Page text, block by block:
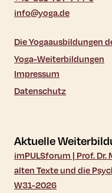
info@yoga.de
Die Yogaausbildungen
Yoga-Weiterbildungen
Impressum
Datenschutz
Aktuelle
imPULSforum | Prof.
alten Texte und die
W31-2026